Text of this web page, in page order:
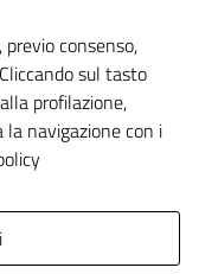
consenso,
sul tasto
profilazione,
navigazione con i
disabilitati.
cookie
raccolgono